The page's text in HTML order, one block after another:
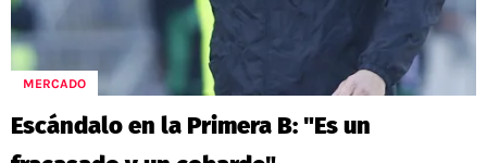
MERCADO
Escándalo en la Primera B: "Es un